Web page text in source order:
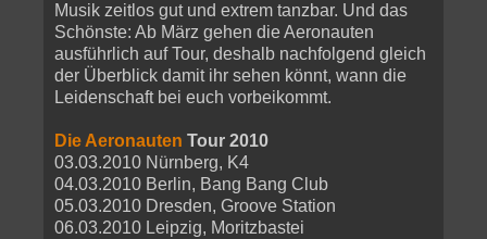
Musik zeitlos gut und extrem tanzbar. Und das
Schönste: Ab März gehen die Aeronauten
ausführlich auf Tour, deshalb nachfolgend gleich
der Überblick damit ihr sehen könnt, wann die
Leidenschaft bei euch vorbeikommt.
Die Aeronauten Tour 2010
03.03.2010 Nürnberg, K4
04.03.2010 Berlin, Bang Bang Club
05.03.2010 Dresden, Groove Station
06.03.2010 Leipzig, Moritzbastei